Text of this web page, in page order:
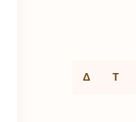
Δ Τ